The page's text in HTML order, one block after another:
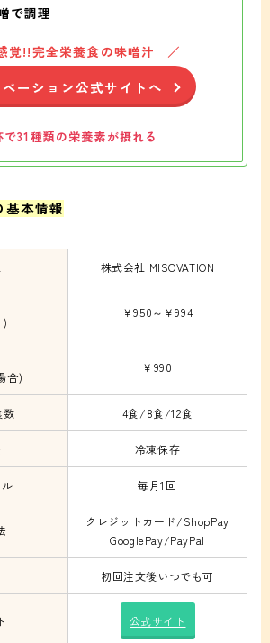
で調理
覚!!完全栄養食の味噌汁
ベーション公式サイトへ
で31種類の栄養素が摂れる
基本情報
株式会社 MISOVATION
)
￥950～￥994
合)
￥990
数 4食/8食/12食
冷凍保存
毎月1回
クレジットカード/ShopPay
GooglePay/PayPal
初回注文後いつでも可
公式サイト